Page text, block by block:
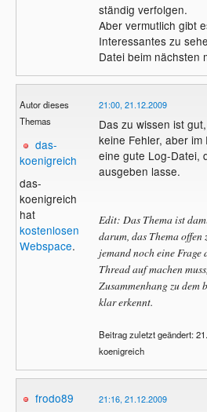
ständig verfolgen.
Aber vermutlich gibt
Interessantes zu
Datei beim nächsten
Autor dieses
Themas
das-
koenigreich
das-
koenigreich
hat
kostenlosen
Webspace.
21:00, 21.12.2009
Das zu wissen ist
keine Fehler, aber
eine gute Log-Datei,
ausgeben lasse.
Edit: Das Thema ist
darum, das Thema offen
jemand noch eine Frage
Thread auf machen
Zusammenhang zu dem
klar erkennt.
Beitrag zuletzt geändert:
koenigreich
frodo89 21:16, 21.12.2009